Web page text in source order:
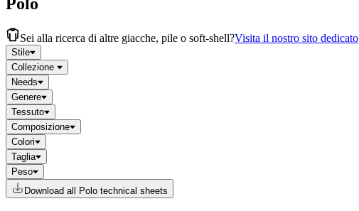
Sei alla ricerca di altre giacche, pile o soft-shell?Visita il nostro sito dedicato
Stile
Collezione
Needs
Genere
Tessuto
Composizione
Colori
Taglia
Peso
Download all Polo technical sheets